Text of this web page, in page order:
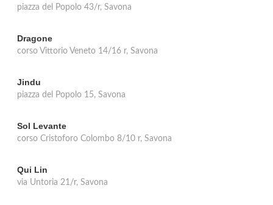
piazza del Popolo 43/r, Savona
Dragone
corso Vittorio Veneto 14/16 r, Savona
Jindu
piazza del Popolo 15, Savona
Sol Levante
corso Cristoforo Colombo 8/10 r, Savona
Qui Lin
via Untoria 21/r, Savona